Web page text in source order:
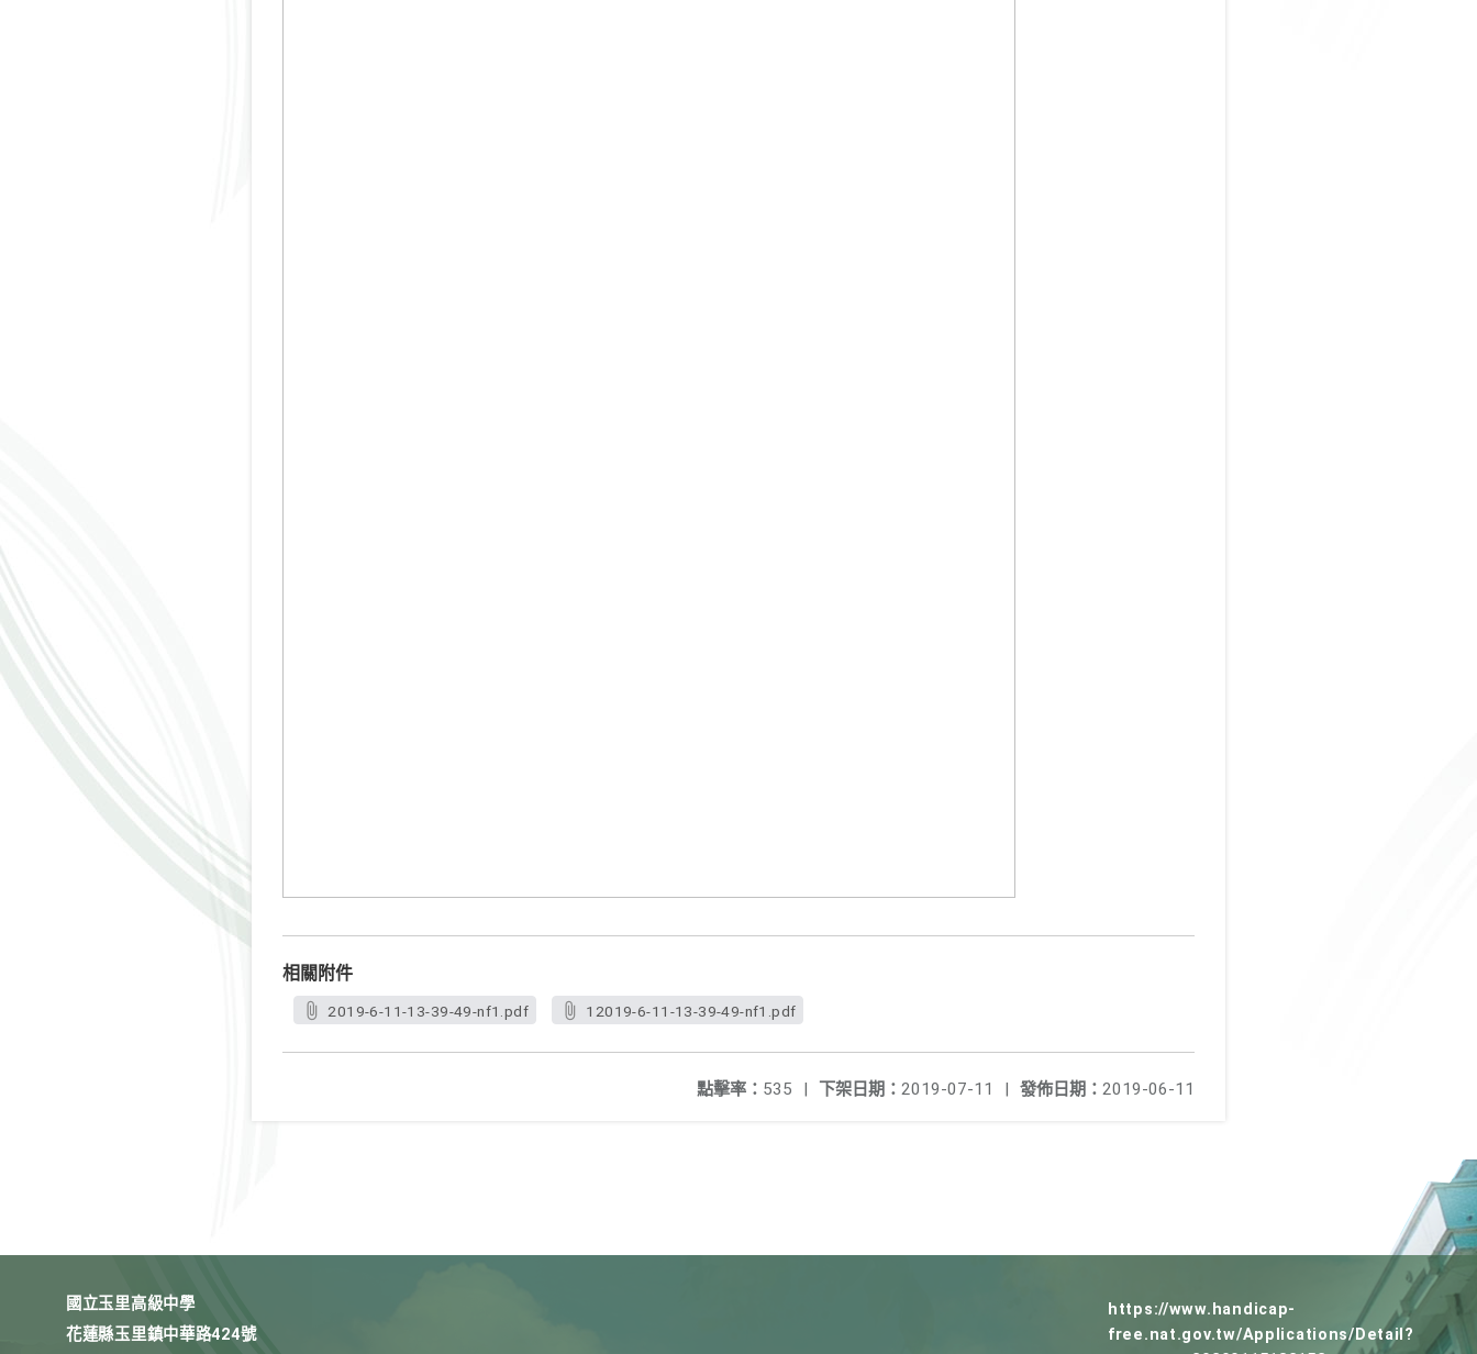
相關附件
2019-6-11-13-39-49-nf1.pdf 12019-6-11-13-39-49-nf1.pdf
發佈日期： 2019-06-11
下架日期： 2019-07-11 |
點擊率： 535 |
國立玉里高級中學
花蓮縣玉里鎮中華路424號
https://www.handicap-
free.nat.gov.tw/Applications/Detail?